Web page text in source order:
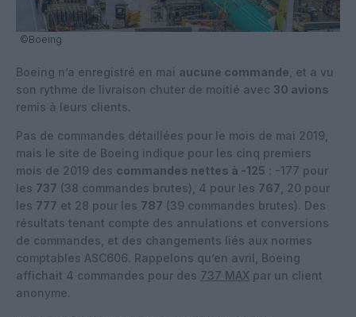
©Boeing
Boeing n’a enregistré en mai aucune commande , et a vu
son rythme de livraison chuter de moitié avec 30 avions
remis à leurs clients.
Pas de commandes détaillées pour le mois de mai 2019,
mais le site de Boeing indique pour les cinq premiers
mois de 2019 des commandes nettes à -125 : -177 pour
les 737 (38 commandes brutes), 4 pour les 767 , 20 pour
les 777 et 28 pour les 787 (39 commandes brutes). Des
résultats tenant compte des annulations et conversions
de commandes, et des changements liés aux normes
comptables ASC606. Rappelons qu’en avril, Boeing
affichait 4 commandes pour des 737 MAX par un client
anonyme.